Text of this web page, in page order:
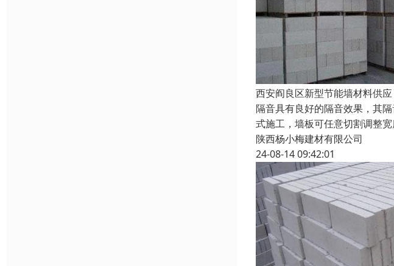
西安阎良区新型节能墙材料供
隔音具有良好的隔音效果，其
式施工，墙板可任意切割调整
陕西杨小梅建材有限公司
24-08-14 09:42:01